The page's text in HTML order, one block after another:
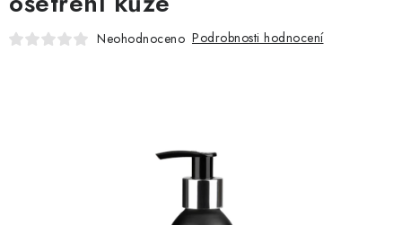
EXTERIÉR
DÁRKOVÉ SADY A POUKAZY
Neohodnoceno Podrobnosti hodnocení